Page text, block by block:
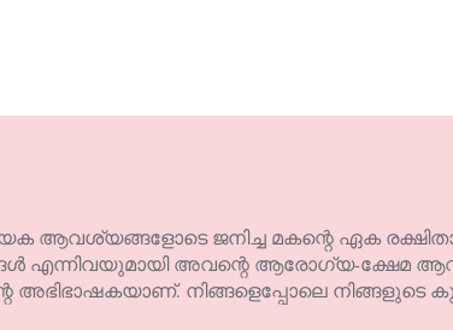
ആവശ്യങ്ങളോടെ ജനിച്ച മകന്റെ ഏക
എന്നിവയുമായി അവന്റെ ആരോഗ്യ-ക്ഷേമ
നിങ്ങളെപ്പോലെ നിങ്ങളുടെ